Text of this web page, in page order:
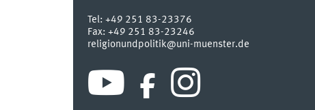
Tel: +49 251 83-23376
Fax: +49 251 83-23246
religionundpolitik@uni-muenster.de